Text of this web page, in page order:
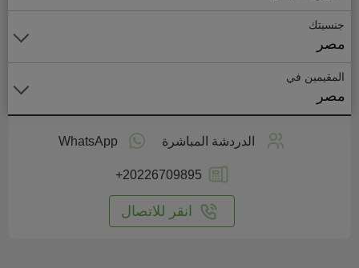
جنسيتك
مصر
المقيمين في
مصر
الدردشة المباشرة WhatsApp
+20226709895
انقر للاتصال